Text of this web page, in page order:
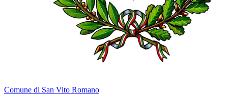
Comune di San Vito Romano